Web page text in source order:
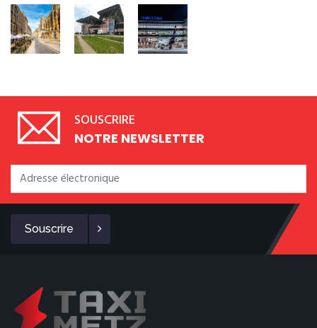
SOUSCRIRE
NOTRE NEWSLETTER
Souscrire